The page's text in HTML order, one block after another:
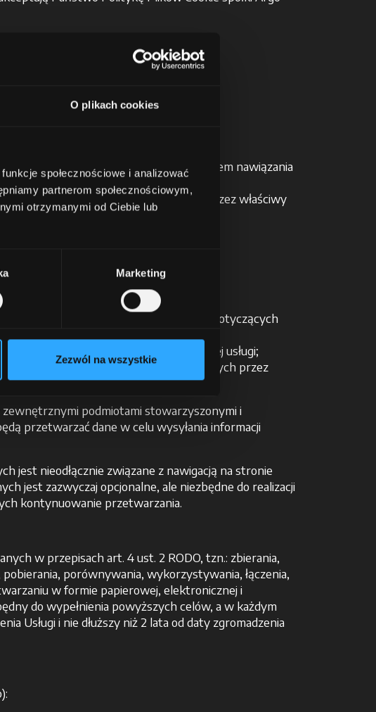
O plikach cookies
społecznościowe i analizować
partnerom społecznościowym,
otrzymanymi od Ciebie lub
Marketing
Zezwól na wszystkie
których świadczy się Usługę:
podatkowych związanych z faktem nawiązania
prawnych lub nakazem wydanym przez właściwy
czynom;
website
celów marketingowych:
i/lub materiałów reklamowych dotyczących
hasłem, zależnie od typu oferowanej usługi;
Danych oraz wszelkich innych, żądanych przez
zewnętrznymi podmiotami stowarzyszonymi i
przetwarzać dane w celu wysyłania informacji
jest nieodłącznie związane z nawigacją na stronie
jest zazwyczaj opcjonalne, ale niezbędne do realizacji
kontynuowanie przetwarzania.
w przepisach art. 4 ust. 2 RODO, tzn.: zbierania,
porównywania, wykorzystywania, łączenia,
w formie papierowej, elektronicznej i
do wypełnienia powyższych celów, a w każdym
Usługi i nie dłuższy niż 2 lata od daty zgromadzenia